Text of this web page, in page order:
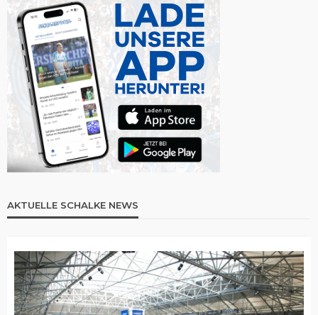
AKTUELLE SCHALKE NEWS